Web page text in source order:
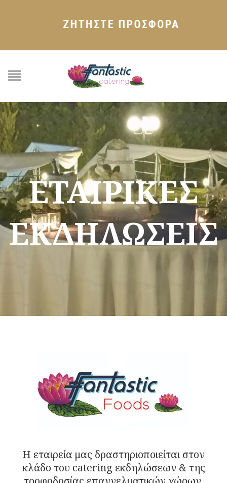
ΕΤΑΙΡΙΚΕΣ
ΕΚΔΗΛΩΣΕΙΣ
Η εταιρεία μας δραστηριοποιείται στον
κλάδο του catering εκδηλώσεων & της